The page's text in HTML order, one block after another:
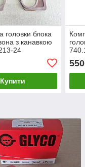
головки блока
з канавкою
24
Купити
550